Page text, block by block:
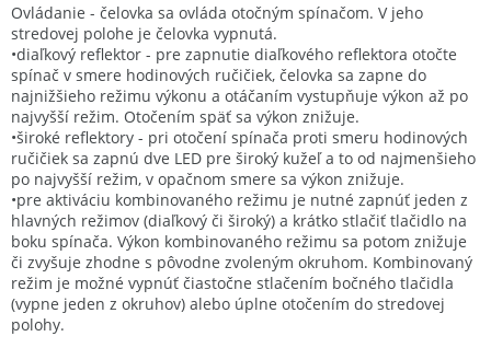
Ovládanie - čelovka sa ovláda otočným spínačom. V jeho
stredovej polohe je čelovka vypnutá.
•diaľkový reflektor - pre zapnutie diaľkového reflektora otočte
spínač v smere hodinových ručičiek, čelovka sa zapne do
najnižšieho režimu výkonu a otáčaním vystupňuje výkon až po
najvyšší režim. Otočením späť sa výkon znižuje.
•široké reflektory - pri otočení spínača proti smeru hodinových
ručičiek sa zapnú dve LED pre široký kužeľ a to od najmenšieho
po najvyšší režim, v opačnom smere sa výkon znižuje.
•pre aktiváciu kombinovaného režimu je nutné zapnúť jeden z
hlavných režimov (diaľkový či široký) a krátko stlačiť tlačidlo na
boku spínača. Výkon kombinovaného režimu sa potom znižuje
či zvyšuje zhodne s pôvodne zvoleným okruhom. Kombinovaný
režim je možné vypnúť čiastočne stlačením bočného tlačidla
(vypne jeden z okruhov) alebo úplne otočením do stredovej
polohy.